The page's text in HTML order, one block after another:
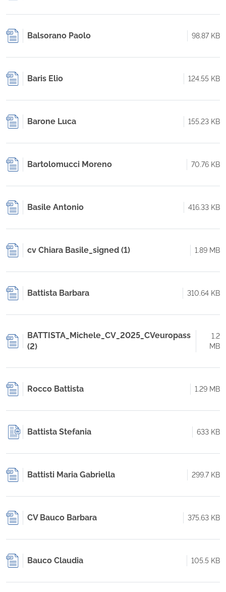
Balsorano Paolo 98.87 KB
Baris Elio 124.55 KB
Barone Luca 155.23 KB
Bartolomucci Moreno 70.76 KB
Basile Antonio 416.33 KB
cv Chiara Basile_signed (1) 1.89 MB
Battista Barbara 310.64 KB
BATTISTA_Michele_CV_2025_CVeuropass
(2)
1.2
MB
Rocco Battista 1.29 MB
Battista Stefania 633 KB
Battisti Maria Gabriella 299.7 KB
CV Bauco Barbara 375.63 KB
Bauco Claudia 105.5 KB